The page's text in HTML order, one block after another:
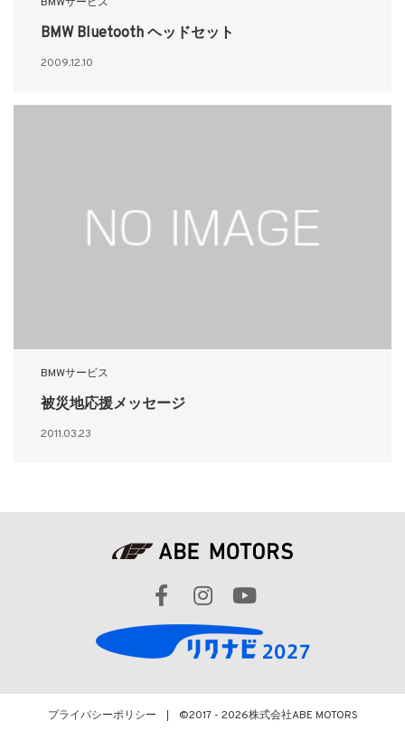
BMWサービス
BMW Bluetooth ヘッドセット
2009.12.10
BMWサービス
被災地応援メッセージ
2011.03.23
プライバシーポリシー ©2017 - 2026株式会社ABE MOTORS